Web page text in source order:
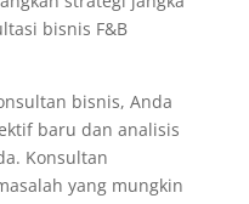
bisnis F&B
bisnis, Anda
baru dan analisis
Konsultan
yang mungkin